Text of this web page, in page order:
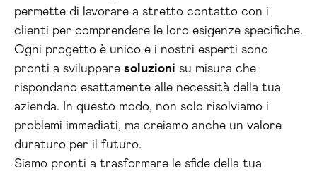
permette di lavorare a stretto contatto con i
clienti per comprendere le loro esigenze specifiche.
Ogni progetto è unico e i nostri esperti sono
pronti a sviluppare soluzioni su misura che
rispondano esattamente alle necessità della tua
azienda. In questo modo, non solo risolviamo i
problemi immediati, ma creiamo anche un valore
duraturo per il futuro.
Siamo pronti a trasformare le sfide della tua